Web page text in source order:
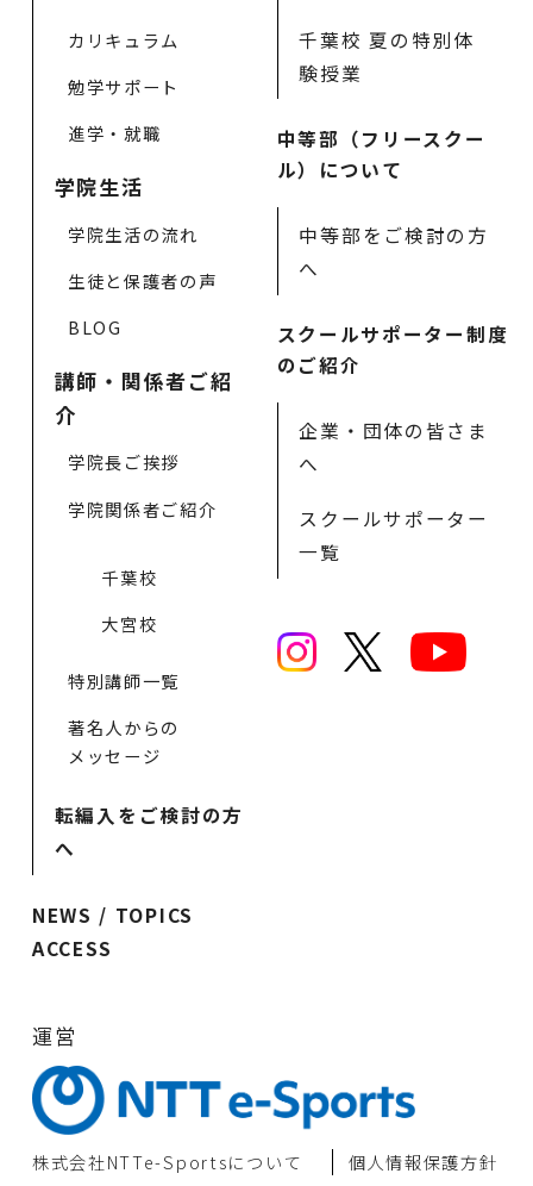
カリキュラム
勉学サポート
進学・就職
学院生活
学院生活の流れ
生徒と保護者の声
BLOG
講師・関係者ご紹
介
学院長ご挨拶
学院関係者ご紹介
千葉校
大宮校
特別講師一覧
著名人からの
メッセージ
転編入をご検討の方
へ
NEWS / TOPICS
ACCESS
千葉校 夏の特別体
験授業
中等部（フリースクー
ル）について
中等部をご検討の方
へ
スクールサポーター制度
のご紹介
企業・団体の皆さま
へ
スクールサポーター
一覧
運営
株式会社NTTe-Sportsについて 個⼈情報保護⽅針